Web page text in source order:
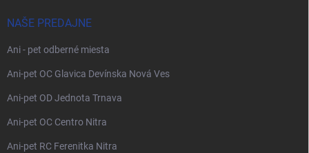
NAŠE PREDAJNE
Ani - pet odberné miesta
Ani-pet OC Glavica Devínska Nová Ves
Ani-pet OD Jednota Trnava
Ani-pet OC Centro Nitra
Ani-pet RC Ferenitka Nitra